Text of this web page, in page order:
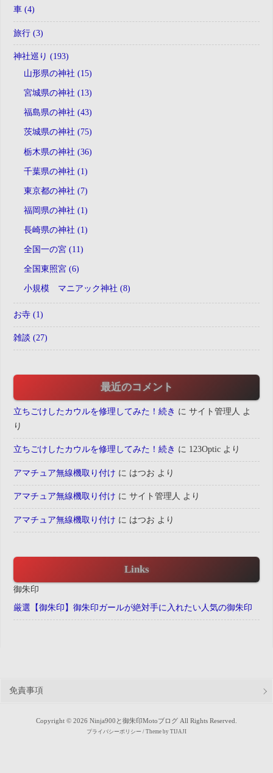
車 (4)
旅行 (3)
神社巡り (193)
山形県の神社 (15)
宮城県の神社 (13)
福島県の神社 (43)
茨城県の神社 (75)
栃木県の神社 (36)
千葉県の神社 (1)
東京都の神社 (7)
福岡県の神社 (1)
長崎県の神社 (1)
全国一の宮 (11)
全国東照宮 (6)
小規模 マニアック神社 (8)
お寺 (1)
雑談 (27)
最近のコメント
立ちごけしたカウルを修理してみた！続き にサイト管理人 よ
り
立ちごけしたカウルを修理してみた！続き に 123Optic より
アマチュア無線機取り付け に はつお より
アマチュア無線機取り付け にサイト管理人 より
アマチュア無線機取り付け に はつお より
Links
御朱印
厳選【御朱印】御朱印ガールが絶対手に入れたい人気の御朱印
免責事項
Copyright © 2026 Ninja900と御朱印Motoブログ All Rights Reserved.
プライバシーポリシー / Theme by TIJAJI